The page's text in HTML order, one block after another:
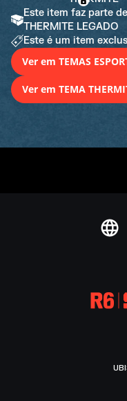
Este item faz parte
THERMITE LEGADO
Este é um item
Ver em TEMAS
Ver em TEMA